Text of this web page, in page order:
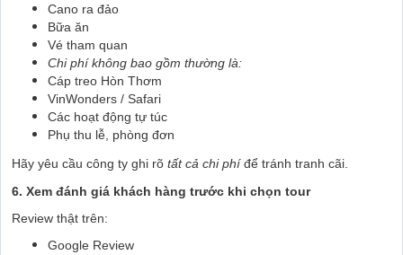
Cano ra đảo
Bữa ăn
Vé tham quan
Chi phí không bao gồm thường là:
Cáp treo Hòn Thơm
VinWonders / Safari
Các hoạt động tự túc
Phụ thu lễ, phòng đơn
Hãy yêu cầu công ty ghi rõ tất cả chi phíđể tránh tranh cãi.
6. Xem đánh giá khách hàng trước khi chọn tour
Review thật trên:
Google Review